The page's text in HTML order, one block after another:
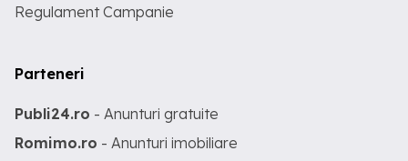
Regulament Campanie
Parteneri
Publi24.ro - Anunturi gratuite
Romimo.ro - Anunturi imobiliare